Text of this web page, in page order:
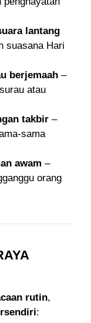
lantang
suasana Hari
berjemaah –
atau
takbir –
sama
awam –
orang
rutin,
: